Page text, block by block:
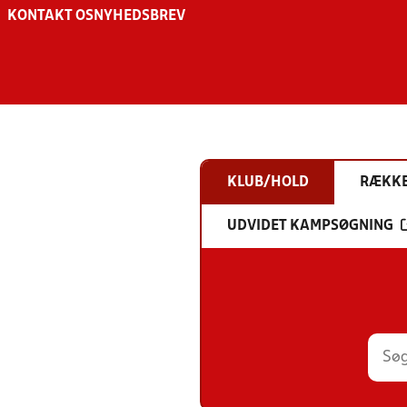
KONTAKT OS NYHEDSBREV
KLUB/HOLD
UDVIDET KAMPSØGNING